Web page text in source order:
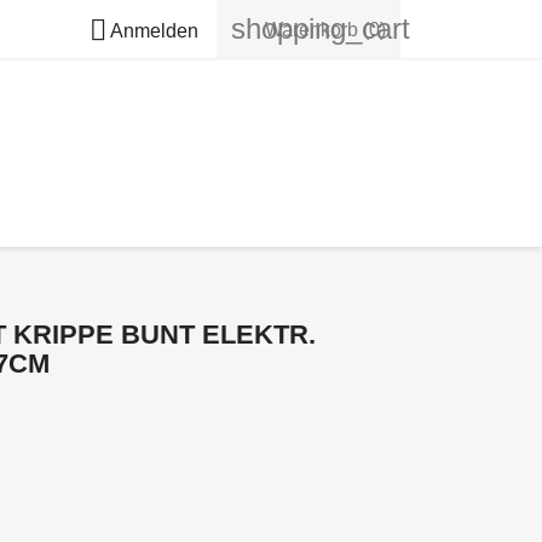
 Anmelden shopping_cart
Warenkorb (0)
KRIPPE BUNT ELEKTR.